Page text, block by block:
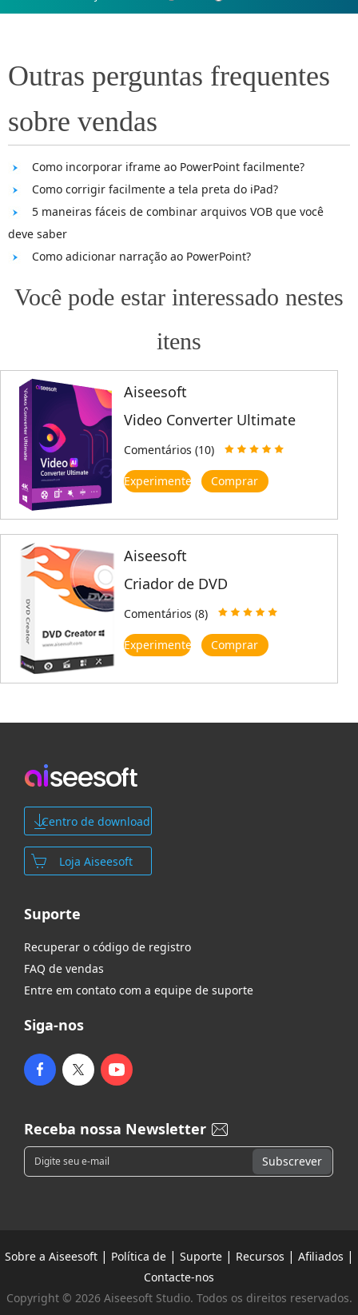
Outras perguntas frequentes
sobre vendas
Como incorporar iframe ao PowerPoint facilmente?
Como corrigir facilmente a tela preta do iPad?
5 maneiras fáceis de combinar arquivos VOB que você
deve saber
Como adicionar narração ao PowerPoint?
Você pode estar interessado nestes
itens
Aiseesoft
Video Converter Ultimate
Comentários (10)
Experimente Comprar
Aiseesoft
Criador de DVD
Comentários (8)
Experimente Comprar
Centro de download
Loja Aiseesoft
Suporte
Recuperar o código de registro
FAQ de vendas
Entre em contato com a equipe de suporte
Siga-nos
Receba nossa Newsletter
Sobre a Aiseesoft| Política de| Suporte| Recursos | Afiliados |
Contacte-nos
Copyright © 2026 Aiseesoft Studio. Todos os direitos reservados.